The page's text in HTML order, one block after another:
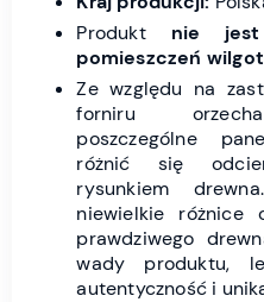
Produkt nie jest
pomieszczeń
Ze względu na
forniru
poszczególne
różnić się
rysunkiem
niewielkie różnice
prawdziwego
wady produktu,
autentyczność i